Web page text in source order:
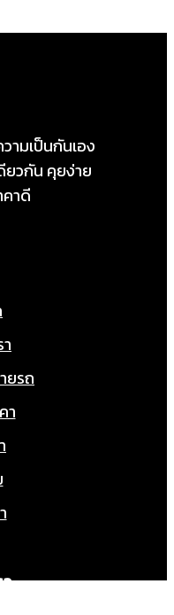
ามเป็นกันเอง
ยวกัน คุยง่าย
าดี
ยรถ
า